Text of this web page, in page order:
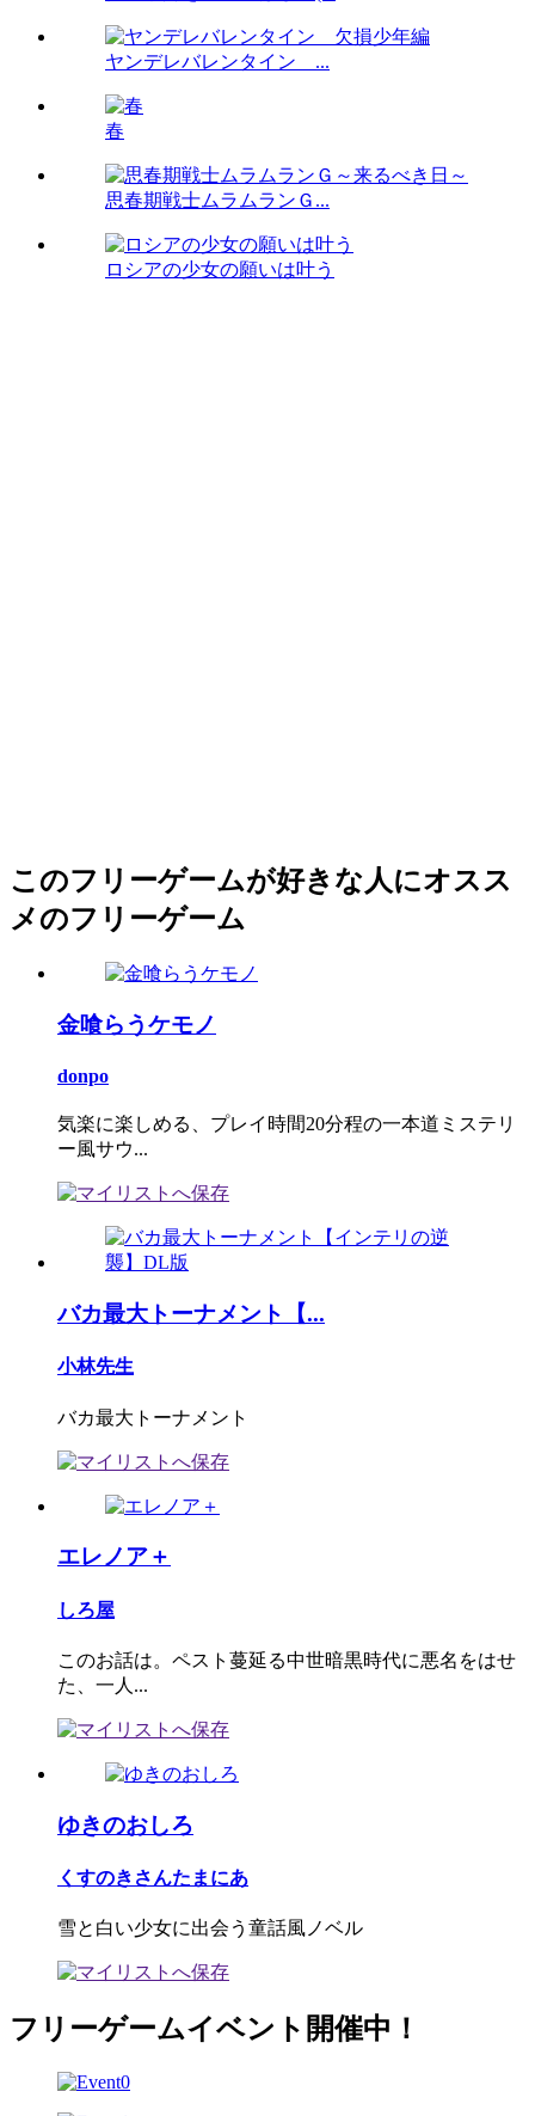
ヤンデレバレンタイン ...
春
思春期戦士ムラムランＧ...
ロシアの少女の願いは叶う
このフリーゲームが好きな人にオスス
メのフリーゲーム
金喰らうケモノ
donpo
気楽に楽しめる、プレイ時間20分程の一本道ミステリ
ー風サウ...
バカ最大トーナメント【...
小林先生
バカ最大トーナメント
エレノア＋
しろ屋
このお話は。ペスト蔓延る中世暗黒時代に悪名をはせ
た、一人...
ゆきのおしろ
くすのきさんたまにあ
雪と白い少女に出会う童話風ノベル
フリーゲームイベント開催中！